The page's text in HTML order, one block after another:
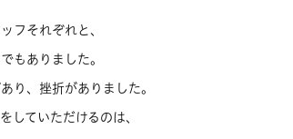
フそれぞれと、
もありました。
り、挫折がありました。
していただけるのは、